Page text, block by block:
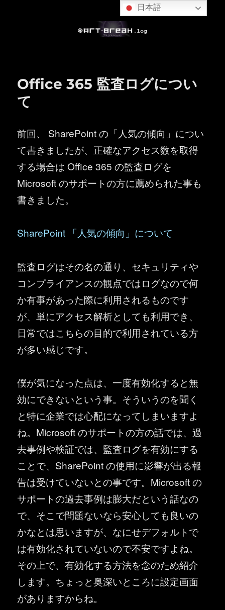
Office 365 監査ログについ
て
前回、 SharePoint の「人気の傾向」につい
て書きましたが、正確なアクセス数を取得
する場合は Office 365 の監査ログを
Microsoft のサポートの方に薦められた事も
書きました。
SharePoint 「人気の傾向」について
監査ログはその名の通り、セキュリティや
コンプライアンスの観点ではログなので何
か有事があった際に利用されるものです
が、単にアクセス解析としても利用でき、
日常ではこちらの目的で利用されている方
が多い感じです。
僕が気になった点は、一度有効化すると無
効にできないという事。そういうのを聞く
と特に企業では心配になってしまいますよ
ね。Microsoft のサポートの方の話では、過
去事例や検証では、監査ログを有効にする
ことで、SharePoint の使用に影響が出る報
告は受けていないとの事です。Microsoft の
サポートの過去事例は膨大だという話なの
で、そこで問題ないなら安心しても良いの
かなとは思いますが、なにせデフォルトで
は有効化されていないので不安ですよね。
その上で、有効化する方法を念のため紹介
します。ちょっと奥深いところに設定画面
がありますからね。
日本語